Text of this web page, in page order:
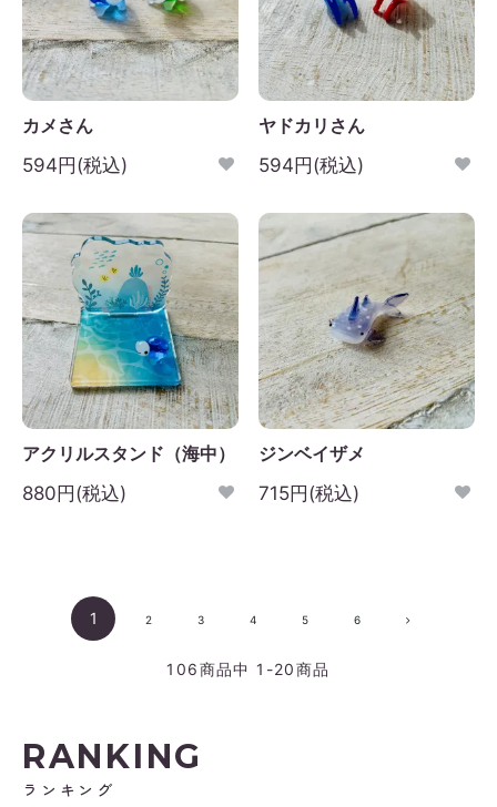
28 29 30
カメさん
594円(税込)
ヤドカリさん
594円(税込)
アクリルスタンド（海中）
880円(税込)
ジンベイザメ
715円(税込)
1 2 3 4 5 6
106商品中 1-20商品
RANKING
ランキング